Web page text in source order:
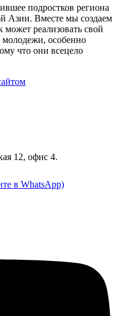
подростков региона
Азии. Вместе мы создаем
реализовать свой
особенно
что они всецело
12, офис 4.
в WhatsApp)